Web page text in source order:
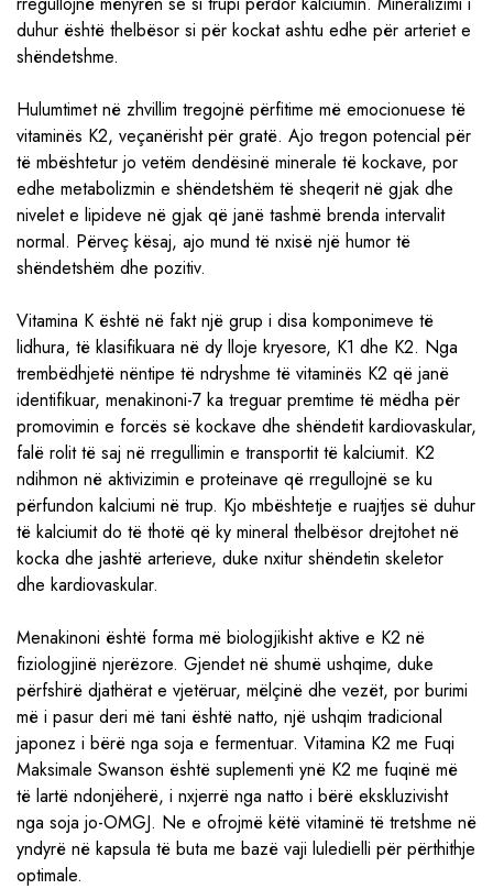
duhur është thelbësor si për kockat ashtu edhe për arteriet e
shëndetshme.
Hulumtimet në zhvillim tregojnë përfitime më emocionuese të
vitaminës K2, veçanërisht për gratë. Ajo tregon potencial për
të mbështetur jo vetëm dendësinë minerale të kockave, por
edhe metabolizmin e shëndetshëm të sheqerit në gjak dhe
nivelet e lipideve në gjak që janë tashmë brenda intervalit
normal. Përveç kësaj, ajo mund të nxisë një humor të
shëndetshëm dhe pozitiv.
Vitamina K është në fakt një grup i disa komponimeve të
lidhura, të klasifikuara në dy lloje kryesore, K1 dhe K2. Nga
trembëdhjetë nëntipe të ndryshme të vitaminës K2 që janë
identifikuar, menakinoni-7 ka treguar premtime të mëdha për
promovimin e forcës së kockave dhe shëndetit kardiovaskular,
falë rolit të saj në rregullimin e transportit të kalciumit. K2
ndihmon në aktivizimin e proteinave që rregullojnë se ku
përfundon kalciumi në trup. Kjo mbështetje e ruajtjes së duhur
të kalciumit do të thotë që ky mineral thelbësor drejtohet në
kocka dhe jashtë arterieve, duke nxitur shëndetin skeletor
dhe kardiovaskular.
Menakinoni është forma më biologjikisht aktive e K2 në
fiziologjinë njerëzore. Gjendet në shumë ushqime, duke
përfshirë djathërat e vjetëruar, mëlçinë dhe vezët, por burimi
më i pasur deri më tani është natto, një ushqim tradicional
japonez i bërë nga soja e fermentuar. Vitamina K2 me Fuqi
Maksimale Swanson është suplementi ynë K2 me fuqinë më
të lartë ndonjëherë, i nxjerrë nga natto i bërë ekskluzivisht
nga soja jo-OMGJ. Ne e ofrojmë këtë vitaminë të tretshme në
yndyrë në kapsula të buta me bazë vaji luledielli për përthithje
optimale.